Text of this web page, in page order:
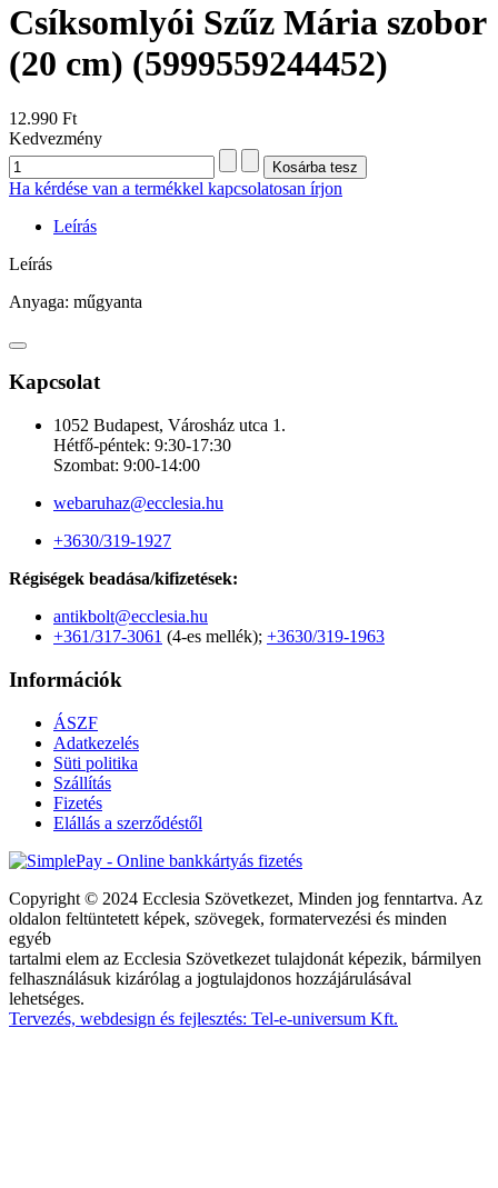
Csíksomlyói Szűz Mária szobor
(20 cm) (5999559244452)
12.990 Ft
Kedvezmény
Ha kérdése van a termékkel kapcsolatosan írjon
Leírás
Leírás
Anyaga: műgyanta
Kapcsolat
1052 Budapest, Városház utca 1.
Hétfő-péntek: 9:30-17:30
Szombat: 9:00-14:00
webaruhaz@ecclesia.hu
+3630/319-1927
Régiségek beadása/kifizetések:
antikbolt@ecclesia.hu
+361/317-3061 (4-es mellék); +3630/319-1963
Információk
ÁSZF
Adatkezelés
Süti politika
Szállítás
Fizetés
Elállás a szerződéstől
Copyright © 2024 Ecclesia Szövetkezet, Minden jog fenntartva. Az
oldalon feltüntetett képek, szövegek, formatervezési és minden
egyéb
tartalmi elem az Ecclesia Szövetkezet tulajdonát képezik, bármilyen
felhasználásuk kizárólag a jogtulajdonos hozzájárulásával
lehetséges.
Tervezés, webdesign és fejlesztés: Tel-e-universum Kft.